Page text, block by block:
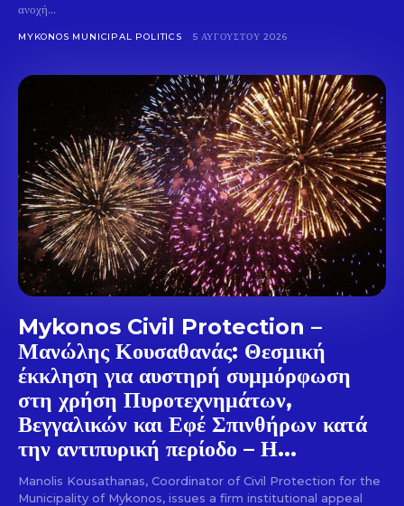
Don't miss
out!
Sing up for our newsletter
to stay in the loop.
SUBSCRIBE
ανοχή...
MYKONOS MUNICIPAL POLITICS 5 ΑΥΓΟΎΣΤΟΥ 2026
Mykonos Civil Protection –
Μανώλης Κουσαθανάς: Θεσμική
έκκληση για αυστηρή συμμόρφωση
στη χρήση Πυροτεχνημάτων,
Βεγγαλικών και Εφέ Σπινθήρων κατά
την αντιπυρική περίοδο – Η...
Manolis Kousathanas, Coordinator of Civil Protection for the
Municipality of Mykonos, issues a firm institutional appeal